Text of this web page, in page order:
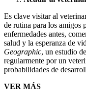
Es clave visitar al
de rutina para los amigos
enfermedades antes,
salud y la esperanza de
Geographic, un estudio
regularmente por un
probabilidades de
VER MÁS